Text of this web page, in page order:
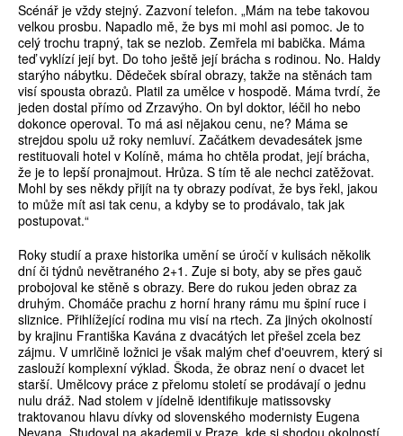
Scénář je vždy stejný. Zazvoní telefon. „Mám na tebe takovou
velkou prosbu. Napadlo mě, že bys mi mohl asi pomoc. Je to
celý trochu trapný, tak se nezlob. Zemřela mi babička. Máma
teď vyklízí její byt. Do toho ještě její brácha s rodinou. No. Haldy
starýho nábytku. Dědeček sbíral obrazy, takže na stěnách tam
visí spousta obrazů. Platil za umělce v hospodě. Máma tvrdí, že
jeden dostal přímo od Zrzavýho. On byl doktor, léčil ho nebo
dokonce operoval. To má asi nějakou cenu, ne? Máma se
strejdou spolu už roky nemluví. Začátkem devadesátek jsme
restituovali hotel v Kolíně, máma ho chtěla prodat, její brácha,
že je to lepší pronajmout. Hrůza. S tím tě ale nechci zatěžovat.
Mohl by ses někdy přijít na ty obrazy podívat, že bys řekl, jakou
to může mít asi tak cenu, a kdyby se to prodávalo, tak jak
postupovat.“
Roky studií a praxe historika umění se úročí v kulisách několik
dní či týdnů nevětraného 2+1. Zuje si boty, aby se přes gauč
probojoval ke stěně s obrazy. Bere do rukou jeden obraz za
druhým. Chomáče prachu z horní hrany rámu mu špiní ruce i
sliznice. Přihlížející rodina mu visí na rtech. Za jiných okolností
by krajinu Františka Kavána z dvacátých let přešel zcela bez
zájmu. V umrlčině ložnici je však malým chef d'oeuvrem, který si
zaslouží komplexní výklad. Škoda, že obraz není o dvacet let
starší. Umělcovy práce z přelomu století se prodávají o jednu
nulu dráž. Nad stolem v jídelně identifikuje matissovsky
traktovanou hlavu dívky od slovenského modernisty Eugena